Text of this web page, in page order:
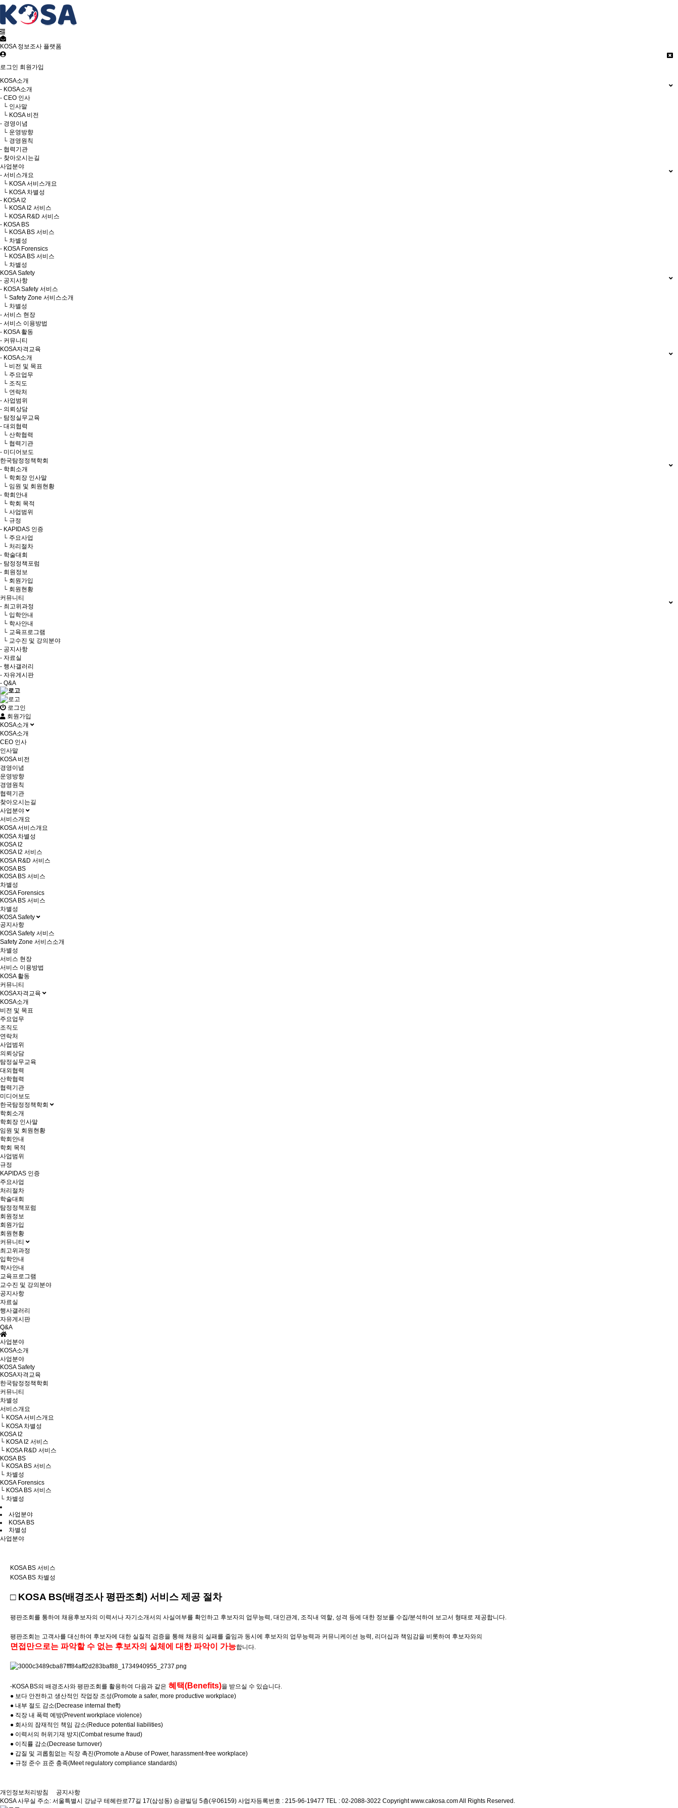
KOSA 정보조사 플랫폼
로그인 회원가입
KOSA소개
- KOSA소개
- CEO 인사
└ 인사말
└ KOSA 비전
- 경영이념
└ 운영방향
└ 경영원칙
- 협력기관
- 찾아오시는길
사업분야
- 서비스개요
└ KOSA 서비스개요
└ KOSA 차별성
- KOSA I2
└ KOSA I2 서비스
└ KOSA R&D 서비스
- KOSA BS
└ KOSA BS 서비스
└ 차별성
- KOSA Forensics
└ KOSA BS 서비스
└ 차별성
KOSA Safety
- 공지사항
- KOSA Safety 서비스
└ Safety Zone 서비스소개
└ 차별성
- 서비스 현장
- 서비스 이용방법
- KOSA 활동
- 커뮤니티
KOSA자격교육
- KOSA소개
└ 비전 및 목표
└ 주요업무
└ 조직도
└ 연락처
- 사업범위
- 의뢰상담
- 탐정실무교육
- 대외협력
└ 산학협력
└ 협력기관
- 미디어보도
한국탐정정책학회
- 학회소개
└ 학회장 인사말
└ 임원 및 회원현황
- 학회안내
└ 학회 목적
└ 사업범위
└ 규정
- KAPIDAS 인증
└ 주요사업
└ 처리절차
- 학술대회
- 탐정정책포럼
- 회원정보
└ 회원가입
└ 회원현황
커뮤니티
- 최고위과정
└ 입학안내
└ 학사안내
└ 교육프로그램
└ 교수진 및 강의분야
- 공지사항
- 자료실
- 행사갤러리
- 자유게시판
- Q&A
로그인
회원가입
KOSA소개
KOSA소개
CEO 인사
인사말
KOSA 비전
경영이념
운영방향
경영원칙
협력기관
찾아오시는길
사업분야
서비스개요
KOSA 서비스개요
KOSA 차별성
KOSA I2
KOSA I2 서비스
KOSA R&D 서비스
KOSA BS
KOSA BS 서비스
차별성
KOSA Forensics
KOSA BS 서비스
차별성
KOSA Safety
공지사항
KOSA Safety 서비스
Safety Zone 서비스소개
차별성
서비스 현장
서비스 이용방법
KOSA 활동
커뮤니티
KOSA자격교육
KOSA소개
비전 및 목표
주요업무
조직도
연락처
사업범위
의뢰상담
탐정실무교육
대외협력
산학협력
협력기관
미디어보도
한국탐정정책학회
학회소개
학회장 인사말
임원 및 회원현황
학회안내
학회 목적
사업범위
규정
KAPIDAS 인증
주요사업
처리절차
학술대회
탐정정책포럼
회원정보
회원가입
회원현황
커뮤니티
최고위과정
입학안내
학사안내
교육프로그램
교수진 및 강의분야
공지사항
자료실
행사갤러리
자유게시판
Q&A
사업분야
KOSA소개
사업분야
KOSA Safety
KOSA자격교육
한국탐정정책학회
커뮤니티
차별성
서비스개요
└ KOSA 서비스개요
└ KOSA 차별성
KOSA I2
└ KOSA I2 서비스
└ KOSA R&D 서비스
KOSA BS
└ KOSA BS 서비스
└ 차별성
KOSA Forensics
└ KOSA BS 서비스
└ 차별성
사업분야
KOSA BS
차별성
사업분야
KOSA BS 서비스
KOSA BS 차별성
□ KOSA BS(배경조사 평판조회) 서비스 제공 절차
평판조회를 통하여 채용후보자의 이력서나 자기소개서의 사실여부를 확인하고 후보자의 업무능력, 대인관계, 조직내 역할, 성격 등에 대한 정보를 수집/분석하여 보고서 형태로 제공합니다.
평판조회는 고객사를 대신하여 후보자에 대한 실질적 검증을 통해 채용의 실패를 줄임과 동시에 후보자의 업무능력과 커뮤니케이션 능력, 리더십과 책임감을 비롯하여 후보자와의
면접만으로는 파악할 수 없는 후보자의 실체에 대한 파악이 가능합니다.
-KOSA BS의 배경조사와 평판조회를 활용하여 다음과 같은 혜택(Benefits)을 받으실 수 있습니다.
● 보다 안전하고 생산적인 작업장 조성(Promote a safer, more productive workplace)
● 내부 절도 감소(Decrease internal theft)
● 직장 내 폭력 예방(Prevent workplace violence)
● 회사의 잠재적인 책임 감소(Reduce potential liabilities)
● 이력서의 허위기재 방지(Combat resume fraud)
● 이직률 감소(Decrease turnover)
● 갑질 및 괴롭힘없는 직장 촉진(Promote a Abuse of Power, harassment-free workplace)
● 규정 준수 표준 충족(Meet regulatory compliance standards)
개인정보처리방침
공지사항
KOSA 사무실 주소: 서울특별시 강남구 테헤란로77길 17(삼성동) 승광빌딩 5층(우06159) 사업자등록번호 : 215-96-19477 TEL : 02-2088-3022 Copyright www.cakosa.com All Rights Reserved.